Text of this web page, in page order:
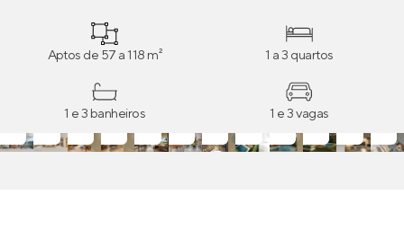
Aptos de 57 a 118 m² 1 a 3 quartos
1 e 3 banheiros 1 e 3 vagas